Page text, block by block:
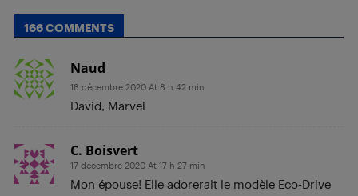
166 COMMENTS
Naud
18 décembre 2020 At 8 h 42 min
David, Marvel
C. Boisvert
17 décembre 2020 At 17 h 27 min
Mon épouse! Elle adorerait le modèle Eco-Drive